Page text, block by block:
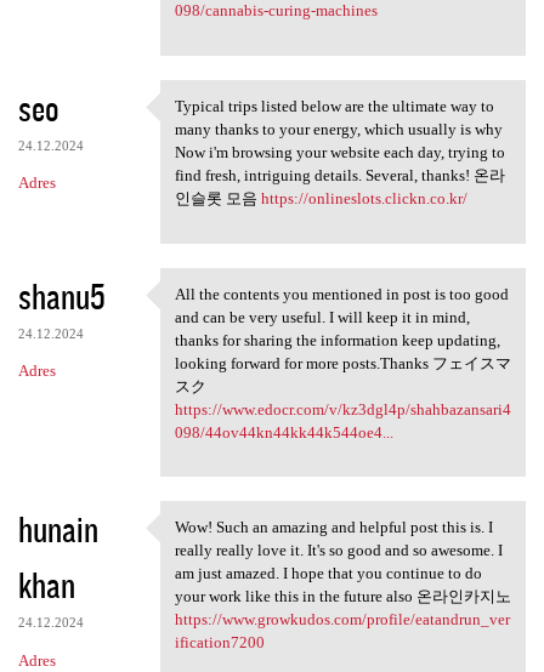
098/cannabis-curing-machines
seo
24.12.2024
Adres
Typical trips listed below
Typical trips listed below are the ultimate way to
many thanks to your energy, which usually is why
Now i'm browsing your website each day, trying to
find fresh, intriguing details. Several, thanks! 온라
인슬롯 모음 https://onlineslots.clickn.co.kr/
shanu5
24.12.2024
Adres
All the contents you
All the contents you mentioned in post is too good
and can be very useful. I will keep it in mind,
thanks for sharing the information keep updating,
looking forward for more posts.Thanks フェイスマ
スク
https://www.edocr.com/v/kz3dgl4p/shahbazansari4
098/44ov44kn44kk44k544oe4...
hunain
khan
24.12.2024
Adres
Wow! Such an amazing and
Wow! Such an amazing and helpful post this is. I
really really love it. It's so good and so awesome. I
am just amazed. I hope that you continue to do
your work like this in the future also 온라인카지노
https://www.growkudos.com/profile/eatandrun_ver
ification7200